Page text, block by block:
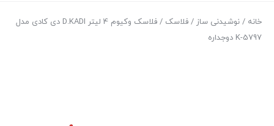
خانه / نوشیدنی ساز / فلاسک
/ فلاسک وکیوم 4 لیتر D.KADI دی کادی مدل
K-5797 دوجداره